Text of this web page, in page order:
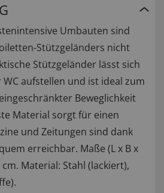
Umbauten sind
Stützgeländers nicht
Stützgeländer lässt sich
aufstellen und ist ideal zum
Beweglichkeit
Material sorgt für einen
und Zeitungen sind dank
erreichbar. Maße (L x B x
cm. Material: Stahl (lackiert),